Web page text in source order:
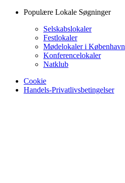
Populære Lokale Søgninger
Selskabslokaler
Festlokaler
Mødelokaler i København
Konferencelokaler
Natklub
Cookie
Handels-Privatlivsbetingelser